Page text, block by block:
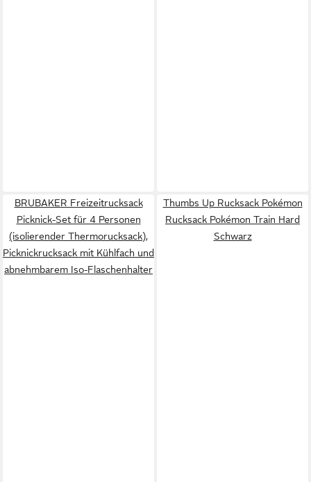
BRUBAKER Freizeitrucksack
Picknick-Set für 4 Personen
(isolierender Thermorucksack),
Picknickrucksack mit Kühlfach und
abnehmbarem Iso-Flaschenhalter
Thumbs Up Rucksack Pokémon
Rucksack Pokémon Train Hard
Schwarz